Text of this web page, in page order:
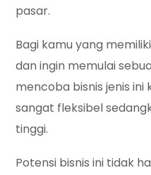
pasar.
Bagi kamu yang
dan ingin memulai
mencoba bisnis jenis
sangat fleksibel
tinggi.
Potensi bisnis ini tidak